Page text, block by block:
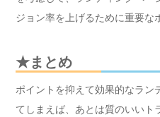
ジョン率を上げるために重要な
★まとめ
ポイントを抑えて効果的なラン
てしまえば、あとは質のいいト